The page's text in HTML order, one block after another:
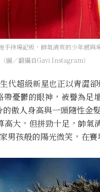
持場記板，帥氣清爽的少年感與
圖／翻攝自Gavi Instagram）
代超級新星也正以青澀
憂鬱的眼神，被譽為足
傲人身高與一頭隨性金
大，但拼勁十足，帥
男孩般的陽光微笑，在